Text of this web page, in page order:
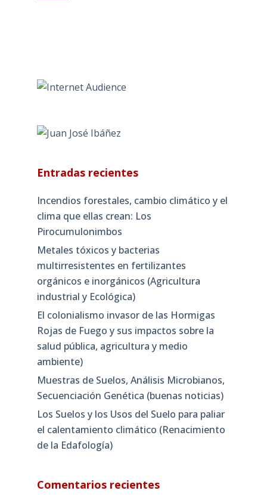
Entradas recientes
Incendios forestales, cambio climático y el
clima que ellas crean: Los
Pirocumulonimbos
Metales tóxicos y bacterias
multirresistentes en fertilizantes
orgánicos e inorgánicos (Agricultura
industrial y Ecológica)
El colonialismo invasor de las Hormigas
Rojas de Fuego y sus impactos sobre la
salud pública, agricultura y medio
ambiente)
Muestras de Suelos, Análisis Microbianos,
Secuenciación Genética (buenas noticias)
Los Suelos y los Usos del Suelo para paliar
el calentamiento climático (Renacimiento
de la Edafología)
Comentarios recientes